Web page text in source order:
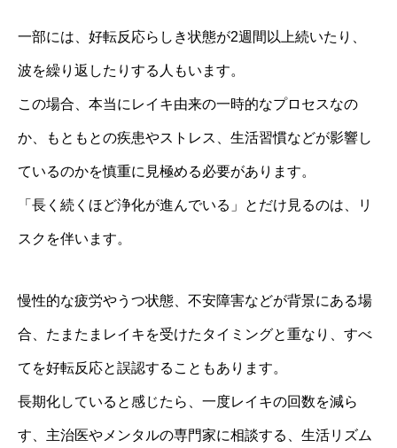
一部には、好転反応らしき状態が2週間以上続いたり、
波を繰り返したりする人もいます。
この場合、本当にレイキ由来の一時的なプロセスなの
か、もともとの疾患やストレス、生活習慣などが影響し
ているのかを慎重に見極める必要があります。
「長く続くほど浄化が進んでいる」とだけ見るのは、リ
スクを伴います。
慢性的な疲労やうつ状態、不安障害などが背景にある場
合、たまたまレイキを受けたタイミングと重なり、すべ
てを好転反応と誤認することもあります。
長期化していると感じたら、一度レイキの回数を減ら
す、主治医やメンタルの専門家に相談する、生活リズム